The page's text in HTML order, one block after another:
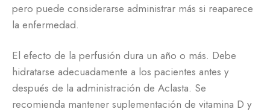
pero puede considerarse administrar más si reaparece
la enfermedad.
El efecto de la perfusión dura un año o más. Debe
hidratarse adecuadamente a los pacientes antes y
después de la administración de Aclasta. Se
recomienda mantener suplementación de vitamina D y